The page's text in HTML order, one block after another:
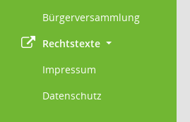
Bürgerversammlung
Rechtstexte
Impressum
Datenschutz